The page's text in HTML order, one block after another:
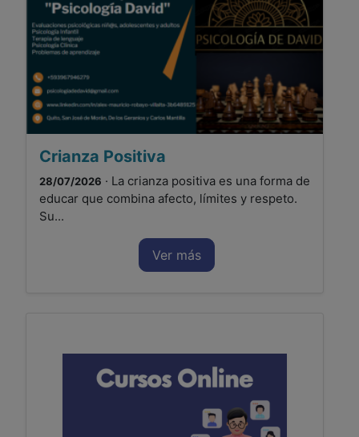
Crianza Positiva
28/07/2026 · La crianza positiva es una forma de
educar que combina afecto, límites y respeto.
Su...
Ver más